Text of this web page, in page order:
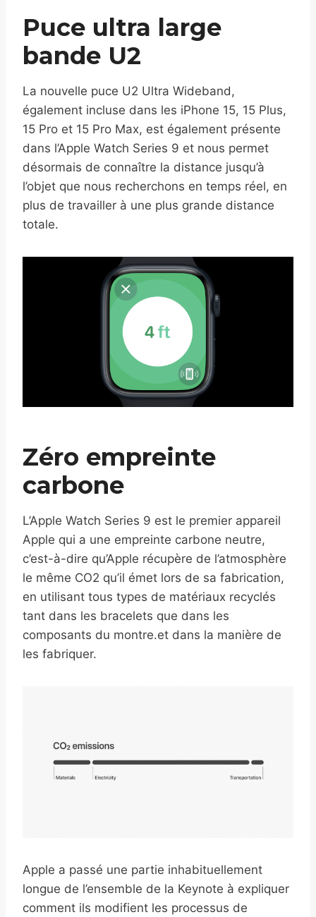
Puce ultra large
bande U2
La nouvelle puce U2 Ultra Wideband,
également incluse dans les iPhone 15, 15 Plus,
15 Pro et 15 Pro Max, est également présente
dans l’Apple Watch Series 9 et nous permet
désormais de connaître la distance jusqu’à
l’objet que nous recherchons en temps réel, en
plus de travailler à une plus grande distance
totale.
Zéro empreinte
carbone
L’Apple Watch Series 9 est le premier appareil
Apple qui a une empreinte carbone neutre,
c’est-à-dire qu’Apple récupère de l’atmosphère
le même CO2 qu’il émet lors de sa fabrication,
en utilisant tous types de matériaux recyclés
tant dans les bracelets que dans les
composants du montre.et dans la manière de
les fabriquer.
Apple a passé une partie inhabituellement
longue de l’ensemble de la Keynote à expliquer
comment ils modifient les processus de